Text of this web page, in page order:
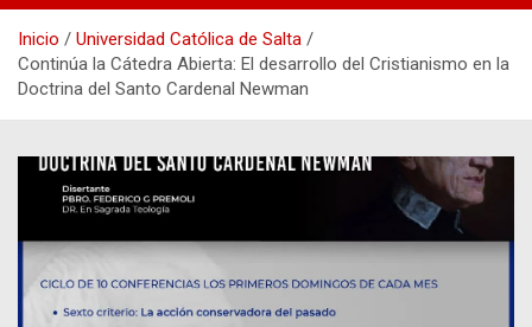
Inicio
Universidad Católica de Salta
Continúa la Cátedra Abierta: El desarrollo del Cristianismo en la
Doctrina del Santo Cardenal Newman